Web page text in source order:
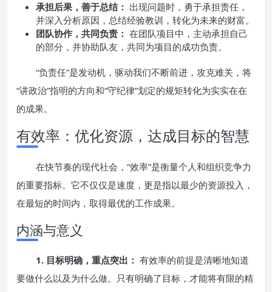
承担后果，善于总结： 出现问题时，勇于承担责任，
并深入分析原因，总结经验教训，转化为未来的财富。
团队协作，共同负责： 在团队项目中，主动承担自己
的部分，并协助队友，共同为项目的成功负责。
“负责任”是发动机，驱动我们不断前进，攻克难关，将
“讲政治”指明的方向和“守纪律”划定的规矩转化为实实在在
的成果。
有效率：优化资源，达成目标的智慧
在快节奏的现代社会，“效率”是衡量个人和组织竞争力
的重要指标。它不仅仅是速度，更是指以最少的资源投入，
在最短的时间内，取得最优的工作成果。
内涵与意义
1. 目标明确，重点突出： 有效率的前提是清晰地知道
要做什么以及为什么做。只有明确了目标，才能将有限的精